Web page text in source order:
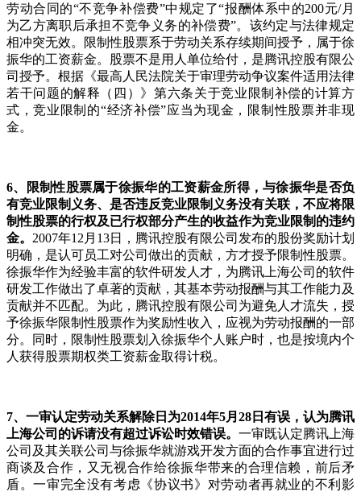
劳动合同的“不竞争补偿费”中规定了“报酬体系中的200元/月
为乙方离职后承担不竞争义务的补偿费”。该约定与法律规定
相冲突无效。限制性股票系于劳动关系存续期间授予，属于徐
振华的工资薪金。股票不是用人单位给付，是腾讯控股有限公
司授予。根据《最高人民法院关于审理劳动争议案件适用法律
若干问题的解释（四）》第六条关于竞业限制补偿的计算方
式，竞业限制的“经济补偿”应当为现金，限制性股票并非现
金。
6、限制性股票属于徐振华的工资薪金所得，与徐振华是否负
有竞业限制义务、是否违反竞业限制义务没有关联，不应将限
制性股票的行权及已行权部分产生的收益作为竞业限制的违约
金。 2007年12月13日，腾讯控股有限公司发布的股份奖励计划
明确，是认可员工对公司做出的贡献，方才授予限制性股票。
徐振华作为经验丰富的软件研发人才，为腾讯上海公司的软件
研发工作做出了卓著的贡献，其基本劳动报酬与其工作能力及
贡献并不匹配。为此，腾讯控股有限公司为避免人才流失，授
予徐振华限制性股票作为奖励性收入，应视为劳动报酬的一部
分。同时，限制性股票划入徐振华个人账户时，也是按境内个
人获得股票期权类工资薪金取得计税。
7、一审认定劳动关系解除日为2014年5月 28 日有误，认为腾讯
上海公司的诉请没有超过诉讼时效错误。 一审既认定腾讯上海
公司及其关联公司与徐振华就游戏开发方面的合作事宜进行过
商谈及合作，又无视合作给徐振华带来的合理信赖，前后矛
盾。一审完全没有考虑《协议书》对劳动者再就业的不利影